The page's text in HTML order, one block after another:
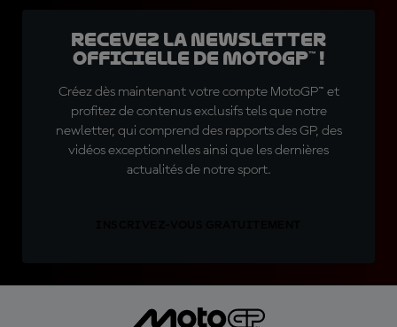
Recevez la Newsletter
officielle de MotoGP™ !
Créez dès maintenant votre compte MotoGP™ et
profitez de contenus exclusifs tels que notre
newletter, qui comprend des rapports des GP, des
vidéos exceptionnelles ainsi que les dernières
actualités de notre sport.